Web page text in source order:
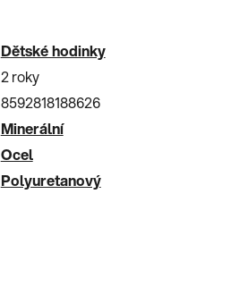
Dětské hodinky
2 roky
8592818188626
Minerální
Ocel
Polyuretanový